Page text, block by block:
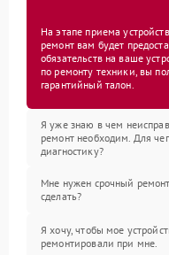
На этапе приема
ремонт вам будет
обязательств на ваше
по ремонту техники, вы
гарантийный талон.
Я уже знаю в чем
ремонт необходим. Для
диагностику?
Мне нужен срочный
сделать?
Я хочу, чтобы мое
ремонтировали при мне.